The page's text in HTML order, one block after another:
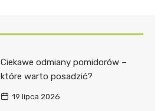
Ciekawe odmiany pomidorów –
które warto posadzić?
19 lipca 2026